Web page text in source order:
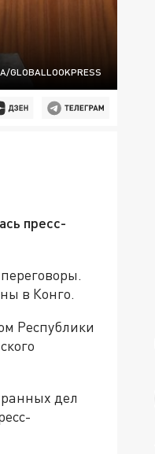
GLOBALLOOKPRESS
пресс-
в Конго.
Республики
дел